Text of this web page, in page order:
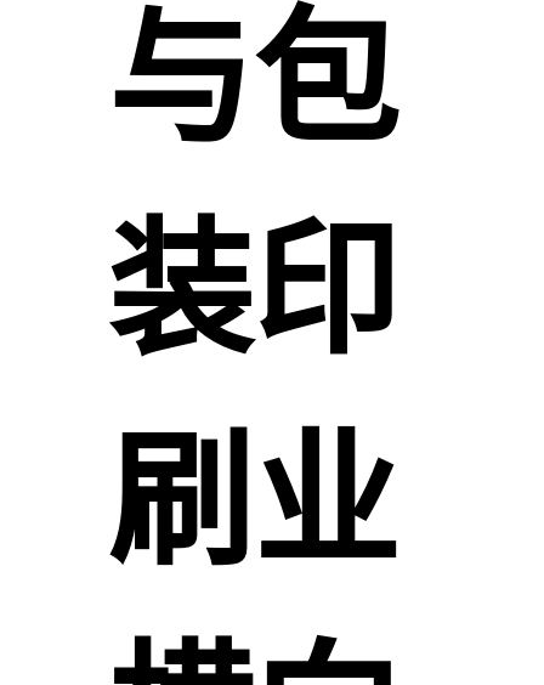
与包
装印
刷业